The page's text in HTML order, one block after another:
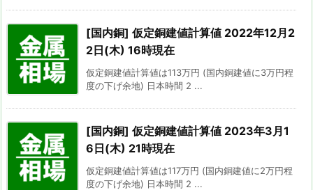
[国内銅] 仮定銅建値計算値 2022年12月2
2日(木) 16時現在
仮定銅建値計算値は113万円 (国内銅建値に3万円程
度の下げ余地) 日本時間 2 ...
[国内銅] 仮定銅建値計算値 2023年3月1
6日(木) 21時現在
仮定銅建値計算値は117万円 (国内銅建値に2万円程
度の下げ余地) 日本時間 2 ...